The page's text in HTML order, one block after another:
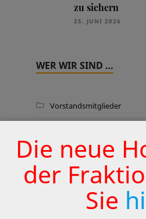
zu sichern
25. JUNI 2026
WER WIR SIND …
Vorstandsmitglieder
Wahlkreiskarte
Die neue
der
Sie